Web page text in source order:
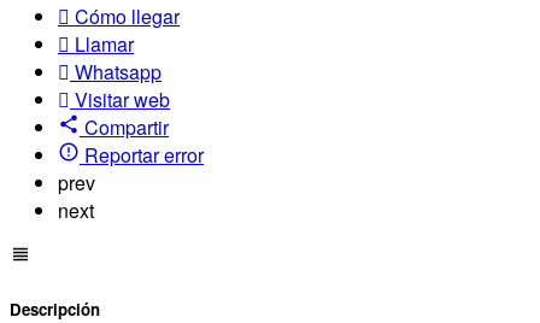
Cómo llegar
Llamar
Whatsapp
Visitar web
Compartir
Reportar error
prev
next
Descripción